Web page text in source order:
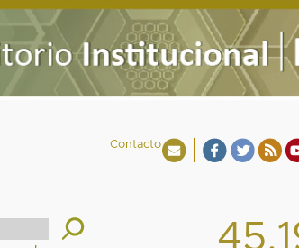
Contacto